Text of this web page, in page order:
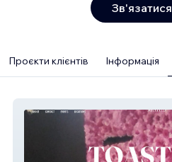
Зв'язатися
Проєкти клієнтів Інформація